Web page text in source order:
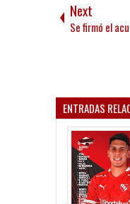
Next
Se firmó el
ENTRADAS